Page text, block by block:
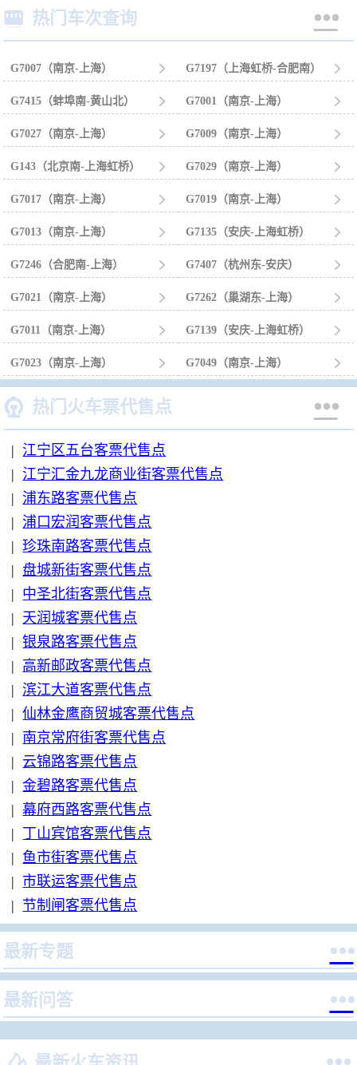
 热门车次查询 
G7007（南京-上海）  G7197（上海虹桥-合肥南） 
G7415（蚌埠南-黄山北）  G7001（南京-上海） 
G7027（南京-上海）  G7009（南京-上海） 
G143（北京南-上海虹桥）  G7029（南京-上海） 
G7017（南京-上海）  G7019（南京-上海） 
G7013（南京-上海）  G7135（安庆-上海虹桥） 
G7246（合肥南-上海）  G7407（杭州东-安庆） 
G7021（南京-上海）  G7262（巢湖东-上海） 
G7011（南京-上海）  G7139（安庆-上海虹桥） 
G7023（南京-上海）  G7049（南京-上海） 
 热门火车票代售点 
| 江宁区五台客票代售点
| 江宁汇金九龙商业街客票代售点
| 浦东路客票代售点
| 浦口宏润客票代售点
| 珍珠南路客票代售点
| 盘城新街客票代售点
| 中圣北街客票代售点
| 天润城客票代售点
| 银泉路客票代售点
| 高新邮政客票代售点
| 滨江大道客票代售点
| 仙林金鹰商贸城客票代售点
| 南京常府街客票代售点
| 云锦路客票代售点
| 金碧路客票代售点
| 幕府西路客票代售点
| 丁山宾馆客票代售点
| 鱼市街客票代售点
| 市联运客票代售点
| 节制闸客票代售点
最新专题 
最新问答 